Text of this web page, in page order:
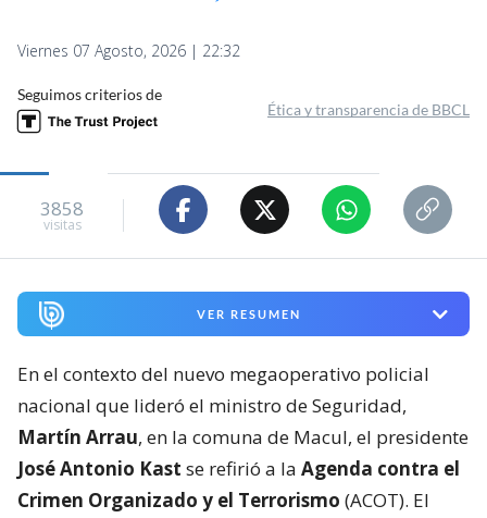
Viernes 07 Agosto, 2026 | 22:32
Seguimos criterios de
Ética y transparencia de BBCL
3858
visitas
VER RESUMEN
En el contexto del nuevo megaoperativo policial
nacional que lideró el ministro de Seguridad,
Martín Arrau, en la comuna de Macul, el presidente
José Antonio Kast se refirió a la Agenda contra el
Crimen Organizado y el Terrorismo (ACOT). El